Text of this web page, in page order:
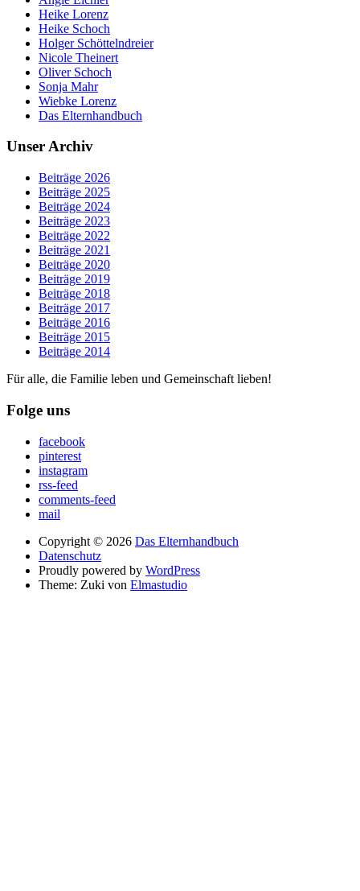
Heike Lorenz
Heike Schoch
Holger Schöttelndreier
Nicole Theinert
Oliver Schoch
Sonja Mahr
Wiebke Lorenz
Das Elternhandbuch
Unser Archiv
Beiträge 2026
Beiträge 2025
Beiträge 2024
Beiträge 2023
Beiträge 2022
Beiträge 2021
Beiträge 2020
Beiträge 2019
Beiträge 2018
Beiträge 2017
Beiträge 2016
Beiträge 2015
Beiträge 2014
Für alle, die Familie leben und Gemeinschaft lieben!
Folge uns
facebook
pinterest
instagram
rss-feed
comments-feed
mail
Copyright © 2026 Das Elternhandbuch
Datenschutz
Proudly powered by WordPress
Theme: Zuki von Elmastudio